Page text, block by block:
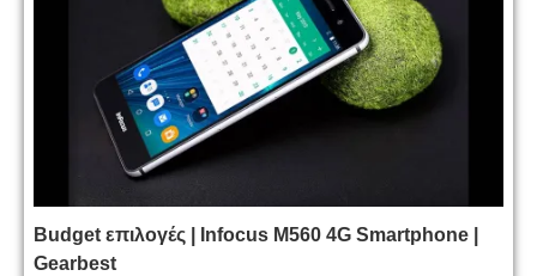
Budget επιλογές | Infocus M560 4G Smartphone |
Gearbest